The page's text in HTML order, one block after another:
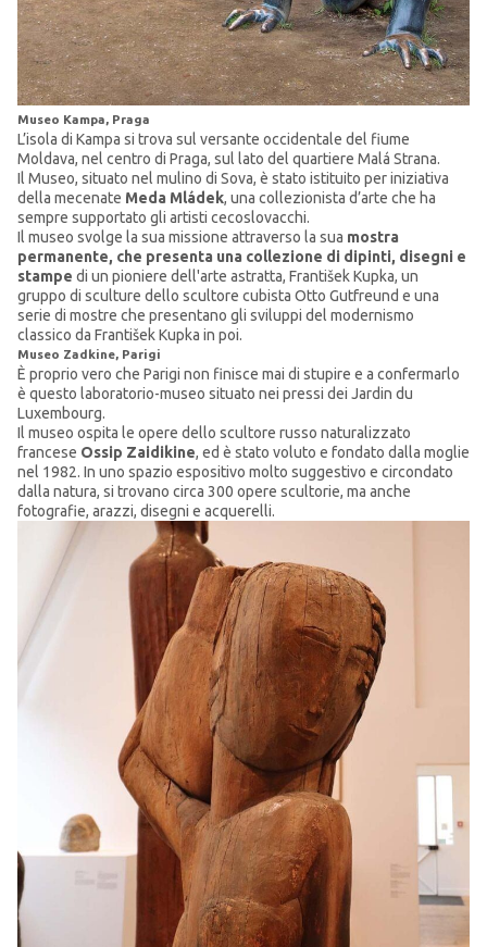
Museo Kampa, Praga
L’isola di Kampa si trova sul versante occidentale del fiume
Moldava, nel centro di Praga, sul lato del quartiere Malá Strana.
Il Museo, situato nel mulino di Sova, è stato istituito per iniziativa
della mecenate Meda Mládek, una collezionista d’arte che ha
sempre supportato gli artisti cecoslovacchi.
Il museo svolge la sua missione attraverso la sua mostra
permanente, che presenta una collezione di dipinti, disegni e
stampe di un pioniere dell'arte astratta, František Kupka, un
gruppo di sculture dello scultore cubista Otto Gutfreund e una
serie di mostre che presentano gli sviluppi del modernismo
classico da František Kupka in poi.
Museo Zadkine, Parigi
È proprio vero che Parigi non finisce mai di stupire e a confermarlo
è questo laboratorio-museo situato nei pressi dei Jardin du
Luxembourg.
Il museo ospita le opere dello scultore russo naturalizzato
francese Ossip Zaidikine, ed è stato voluto e fondato dalla moglie
nel 1982. In uno spazio espositivo molto suggestivo e circondato
dalla natura, si trovano circa 300 opere scultorie, ma anche
fotografie, arazzi, disegni e acquerelli.